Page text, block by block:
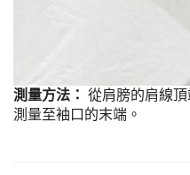
測量方法： 從肩膀的肩線
測量至袖口的末端。